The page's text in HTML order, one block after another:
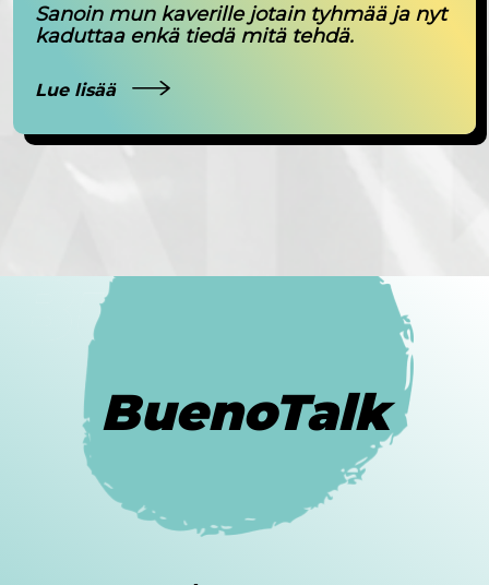
Sanoin mun kaverille jotain tyhmää ja nyt
kaduttaa enkä tiedä mitä tehdä.
Lue lisää
BuenoTalk